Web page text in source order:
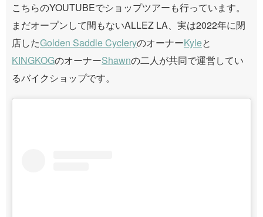
こちらのYOUTUBEでショップツアーも行っています。
まだオープンして間もないALLEZ LA、実は2022年に閉
店したGolden Saddle CycleryのオーナーKyleと
KINGKOGのオーナーShawnの二人が共同で運営してい
るバイクショップです。